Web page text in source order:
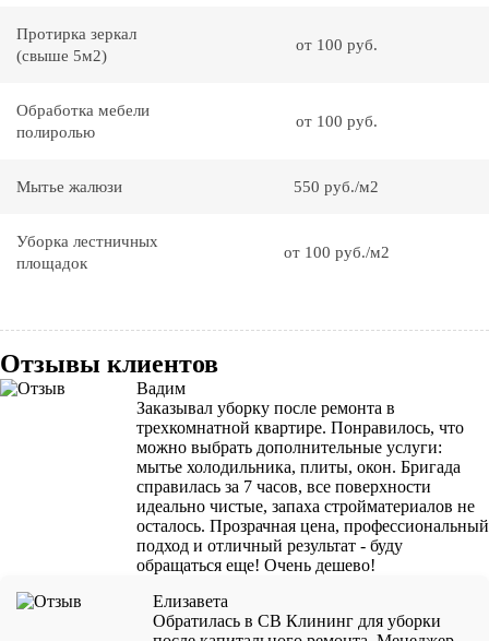
Протирка зеркал
(свыше 5м2)
от 100 руб.
Обработка мебели
полиролью
от 100 руб.
Мытье жалюзи 550 руб./м2
Уборка лестничных
площадок
от 100 руб./м2
Отзывы клиентов
Вадим
Заказывал уборку после ремонта в
трехкомнатной квартире. Понравилось, что
можно выбрать дополнительные услуги:
мытье холодильника, плиты, окон. Бригада
справилась за 7 часов, все поверхности
идеально чистые, запаха стройматериалов не
осталось. Прозрачная цена, профессиональный
подход и отличный результат - буду
обращаться еще! Очень дешево!
Елизавета
Обратилась в СВ Клининг для уборки